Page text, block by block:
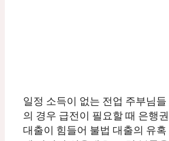
일정 소득이 없는 전업 주부님들
의 경우 급전이 필요할 때 은행권
대출이 힘들어 불법 대출의 유혹